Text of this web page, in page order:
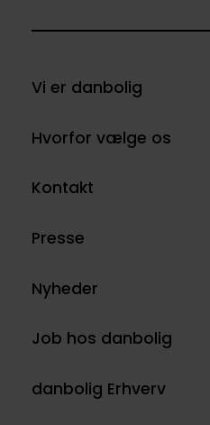
Vi er danbolig
Hvorfor vælge os
Kontakt
Presse
Nyheder
Job hos danbolig
danbolig Erhverv